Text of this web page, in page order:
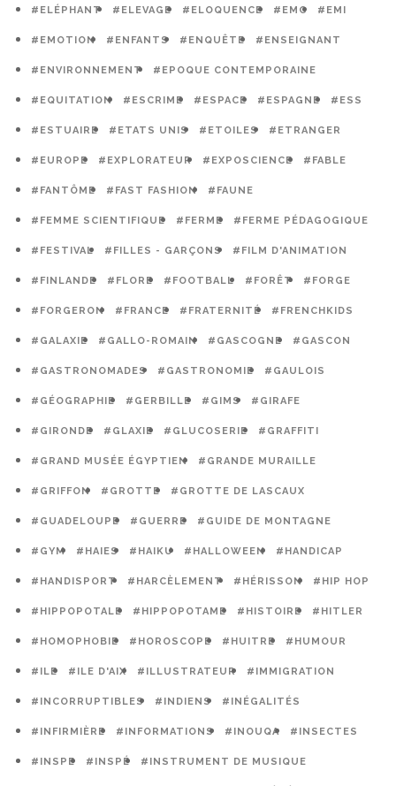
#ELÉPHANT #ELEVAGE #ELOQUENCE #EMC #EMI
#EMOTION #ENFANTS #ENQUÊTE #ENSEIGNANT
#ENVIRONNEMENT #EPOQUE CONTEMPORAINE
#EQUITATION #ESCRIME #ESPACE #ESPAGNE #ESS
#ESTUAIRE #ETATS UNIS #ETOILES #ETRANGER
#EUROPE #EXPLORATEUR #EXPOSCIENCE #FABLE
#FANTÔME #FAST FASHION #FAUNE
#FEMME SCIENTIFIQUE #FERME #FERME PÉDAGOGIQUE
#FESTIVAL #FILLES - GARÇONS #FILM D'ANIMATION
#FINLANDE #FLORE #FOOTBALL #FORÊT #FORGE
#FORGERON #FRANCE #FRATERNITÉ #FRENCHKIDS
#GALAXIE #GALLO-ROMAIN #GASCOGNE #GASCON
#GASTRONOMADES #GASTRONOMIE #GAULOIS
#GÉOGRAPHIE #GERBILLE #GIMS #GIRAFE
#GIRONDE #GLAXIE #GLUCOSERIE #GRAFFITI
#GRAND MUSÉE ÉGYPTIEN #GRANDE MURAILLE
#GRIFFON #GROTTE #GROTTE DE LASCAUX
#GUADELOUPE #GUERRE #GUIDE DE MONTAGNE
#GYM #HAIES #HAIKU #HALLOWEEN #HANDICAP
#HANDISPORT #HARCÈLEMENT #HÉRISSON #HIP HOP
#HIPPOPOTALE #HIPPOPOTAME #HISTOIRE #HITLER
#HOMOPHOBIE #HOROSCOPE #HUITRE #HUMOUR
#ILE #ILE D'AIX #ILLUSTRATEUR #IMMIGRATION
#INCORRUPTIBLES #INDIENS #INÉGALITÉS
#INFIRMIÈRE #INFORMATIONS #INOUQA #INSECTES
#INSPE #INSPÉ #INSTRUMENT DE MUSIQUE